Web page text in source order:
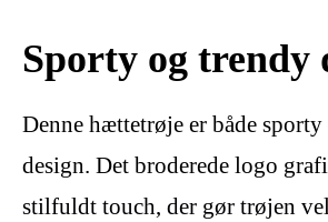
Sporty og trendy
Denne hættetrøje er både
design. Det broderede logo
stilfuldt touch, der gør trøjen